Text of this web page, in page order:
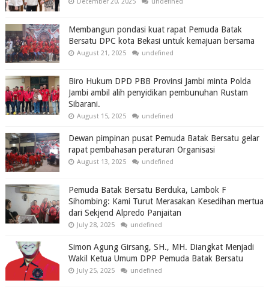
Membangun pondasi kuat rapat Pemuda Batak
Bersatu DPC kota Bekasi untuk kemajuan bersama
August 21, 2025 undefined
Biro Hukum DPD PBB Provinsi Jambi minta Polda
Jambi ambil alih penyidikan pembunuhan Rustam
Sibarani.
August 15, 2025 undefined
Dewan pimpinan pusat Pemuda Batak Bersatu gelar
rapat pembahasan peraturan Organisasi
August 13, 2025 undefined
Pemuda Batak Bersatu Berduka, Lambok F
Sihombing: Kami Turut Merasakan Kesedihan mertua
dari Sekjend Alpredo Panjaitan
July 28, 2025 undefined
Simon Agung Girsang, SH., MH. Diangkat Menjadi
Wakil Ketua Umum DPP Pemuda Batak Bersatu
July 25, 2025 undefined